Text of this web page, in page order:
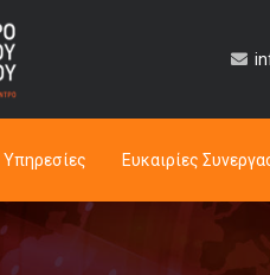
Υπηρεσίες Ευκαιρίες